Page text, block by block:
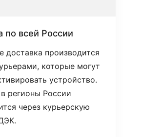
по всей России
доставка производится
которые могут
устройство.
регионы России
через курьерскую